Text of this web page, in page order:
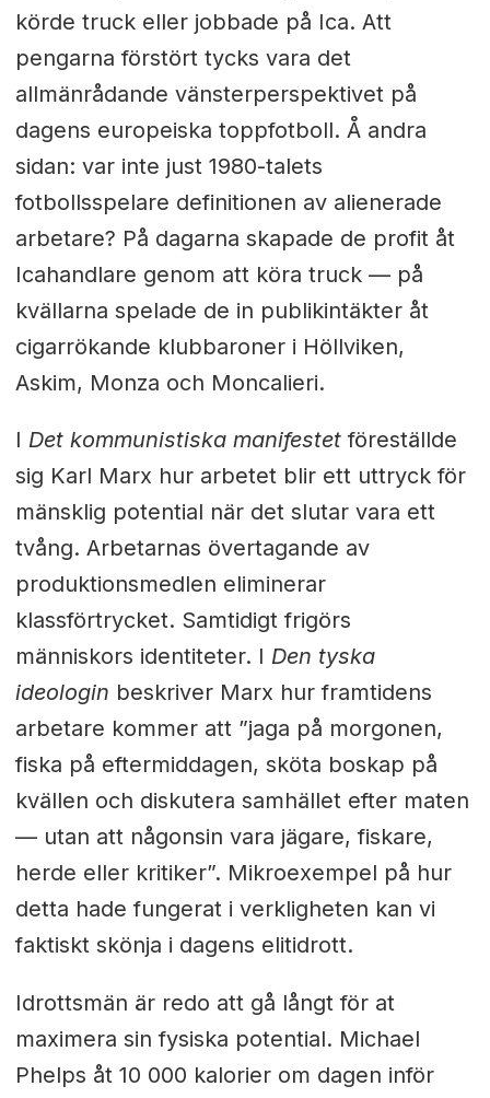
körde truck eller jobbade på Ica. Att
pengarna förstört tycks vara det
allmänrådande vänsterperspektivet på
dagens europeiska toppfotboll. Å andra
sidan: var inte just 1980-talets
fotbollsspelare definitionen av alienerade
arbetare? På dagarna skapade de profit åt
Icahandlare genom att köra truck — på
kvällarna spelade de in publikintäkter åt
cigarrökande klubbaroner i Höllviken,
Askim, Monza och Moncalieri.
I Det kommunistiska manifestetföreställde
sig Karl Marx hur arbetet blir ett uttryck för
mänsklig potential när det slutar vara ett
tvång. Arbetarnas övertagande av
produktionsmedlen eliminerar
klassförtrycket. Samtidigt frigörs
människors identiteter. I Den tyska
ideologin beskriver Marx hur framtidens
arbetare kommer att ”jaga på morgonen,
fiska på eftermiddagen, sköta boskap på
kvällen och diskutera samhället efter maten
— utan att någonsin vara jägare, fiskare,
herde eller kritiker”. Mikroexempel på hur
detta hade fungerat i verkligheten kan vi
faktiskt skönja i dagens elitidrott.
Idrottsmän är redo att gå långt för at
maximera sin fysiska potential. Michael
Phelps åt 10 000 kalorier om dagen inför